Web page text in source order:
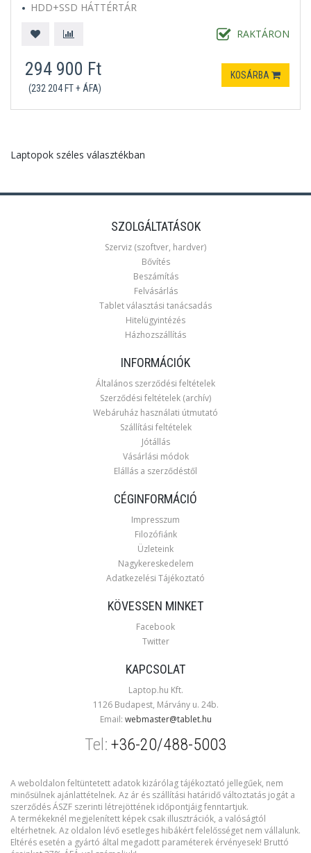
HDD+SSD HÁTTÉRTÁR
RAKTÁRON
294 900 Ft
(232 204 FT + ÁFA)
KOSÁRBA
Laptopok széles választékban
SZOLGÁLTATÁSOK
Szerviz (szoftver, hardver)
Bővítés
Beszámítás
Felvásárlás
Tablet választási tanácsadás
Hitelügyintézés
Házhozszállítás
INFORMÁCIÓK
Általános szerződési feltételek
Szerződési feltételek (archív)
Webáruház használati útmutató
Szállítási feltételek
Jótállás
Vásárlási módok
Elállás a szerződéstől
CÉGINFORMÁCIÓ
Impresszum
Filozófiánk
Üzleteink
Nagykereskedelem
Adatkezelési Tájékoztató
KÖVESSEN MINKET
Facebook
Twitter
KAPCSOLAT
Laptop.hu Kft.
1126 Budapest, Márvány u. 24b.
Email: webmaster@tablet.hu
Tel: +36-20/488-5003
A weboldalon feltüntetett adatok kizárólag tájékoztató jellegűek, nem
minősülnek ajánlattételnek. Az ár és szállítási határidő változtatás jogát a
szerződés ÁSZF szerinti létrejöttének időpontjáig fenntartjuk.
A termékeknél megjelenített képek csak illusztrációk, a valóságtól
eltérhetnek. Az oldalon lévő esetleges hibákért felelősséget nem vállalunk.
Eltérés esetén a gyártó által megadott paraméterek érvényesek! Bruttó